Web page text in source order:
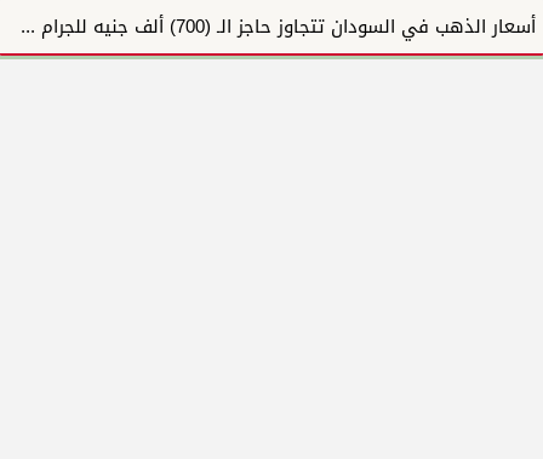
أسعار الذهب في السودان تتجاوز حاجز الـ (700) ألف جنيه للجرام لأول مرة